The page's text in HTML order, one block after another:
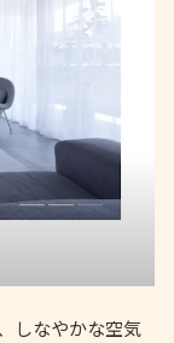
しなやかな空気